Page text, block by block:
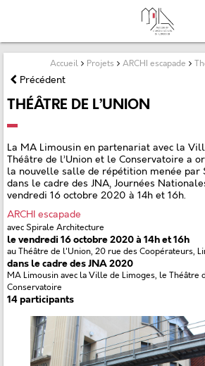
Accueil Projets ARCHI escapade
Précédent
THÉÂTRE DE L’UNION
La MA Limousin en partenariat avec la
Théâtre de l’Union et le Conservatoire a
la nouvelle salle de répétition menée par
dans le cadre des JNA, Journées
vendredi 16 octobre 2020 à 14h et 16h.
ARCHI escapade
avec Spirale Architecture
le vendredi 16 octobre 2020 à 14h et 16h
au Théâtre de l'Union, 20 rue des Coopérateurs,
dans le cadre des JNA 2020
MA Limousin avec la Ville de Limoges, le Théâtre
Conservatoire
14 participants